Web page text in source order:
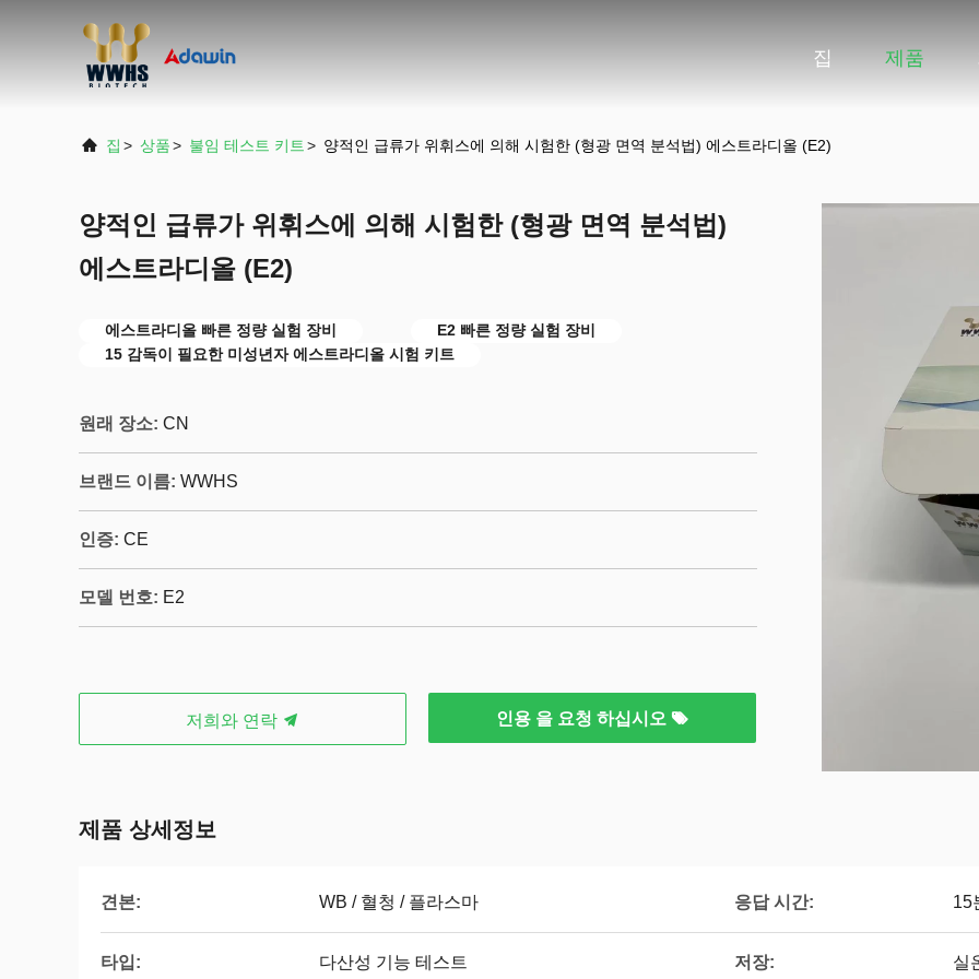
집 제품
집 > 상품> 불임 테스트 키트 > 양적인 급류가 위휘스에 의해 시험한 (형광 면역 분석법) 에스트라디올 (E2)
양적인 급류가 위휘스에 의해 시험한 (형광 면역 분석법)
에스트라디올 (E2)
에스트라디올 빠른 정량 실험 장비
E2 빠른 정량 실험 장비
15 감독이 필요한 미성년자 에스트라디올 시험 키트
원래 장소: CN
브랜드 이름: WWHS
인증: CE
모델 번호: E2
저희와 연락 인용 을 요청 하십시오
제품 상세정보
견본: WB / 혈청 / 플라스마 응답 시간: 15
타입: 다산성 기능 테스트 저장: 실